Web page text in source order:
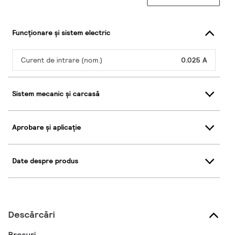
Funcționare și sistem electric
Curent de intrare (nom.) 0.025 A
Sistem mecanic și carcasă
Aprobare și aplicație
Date despre produs
Descărcări